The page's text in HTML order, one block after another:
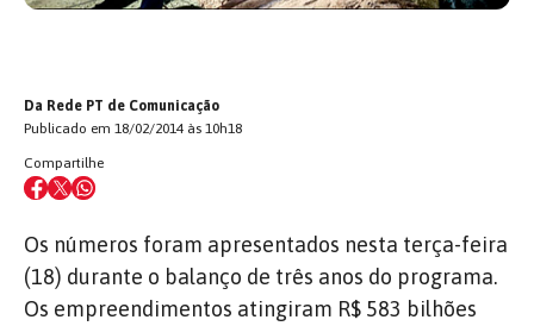
Da Rede PT de Comunicação
Publicado em 18/02/2014 às 10h18
Compartilhe
Os números foram apresentados nesta terça-feira
(18) durante o balanço de três anos do programa.
Os empreendimentos atingiram R$ 583 bilhões